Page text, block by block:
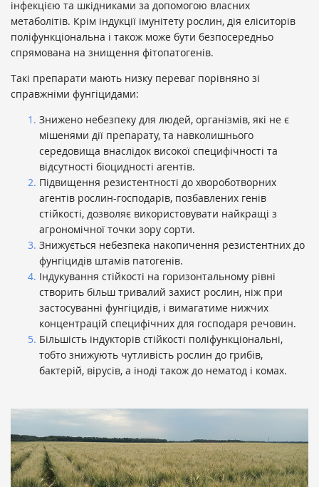
інфекцією та шкідниками за допомогою власних
метаболітів. Крім індукції імунітету рослин, дія еліситорів
поліфункціональна і також може бути безпосередньо
спрямована на знищення фітопатогенів.
Такі препарати мають низку переваг порівняно зі
справжніми фунгіцидами:
Знижено небезпеку для людей, організмів, які не є
мішенями дії препарату, та навколишнього
середовища внаслідок високої специфічності та
відсутності біоцидності агентів.
Підвищення резистентності до хвороботворних
агентів рослин-господарів, позбавлених генів
стійкості, дозволяє використовувати найкращі з
агрономічної точки зору сорти.
Знижується небезпека накопичення резистентних до
фунгіцидів штамів патогенів.
Індукування стійкості на горизонтальному рівні
створить більш тривалий захист рослин, ніж при
застосуванні фунгіцидів, і вимагатиме нижчих
концентрацій специфічних для господаря речовин.
Більшість індукторів стійкості поліфункціональні,
тобто знижують чутливість рослин до грибів,
бактерій, вірусів, а іноді також до нематод і комах.